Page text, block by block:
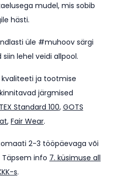
mudel, mis sobib
hästi.
üle #muhoov särgi
lehel veidi allpool.
kvaliteeti ja tootmise
järgmised
Standard 100, GOTS
, Fair Wear.
2-3 tööpäevaga või
info 7. küsimuse all
s.